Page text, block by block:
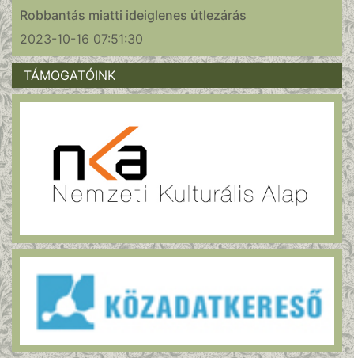
Robbantás miatti ideiglenes útlezárás
2023-10-16 07:51:30
TÁMOGATÓINK